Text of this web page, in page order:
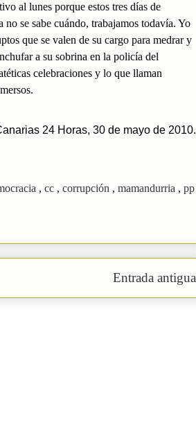
al lunes porque estos tres días de
se sabe cuándo, trabajamos todavía. Yo
que se valen de su cargo para medrar y
a su sobrina en la policía del
celebraciones y lo que llaman
24 Horas, 30 de mayo de 2010.
, cc , corrupción , mamandurria , pp
Entrada antigua